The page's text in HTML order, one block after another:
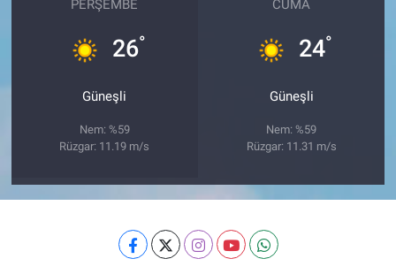
PERŞEMBE
26°
Güneşli
Nem: %59
Rüzgar: 11.19 m/s
CUMA
24°
Güneşli
Nem: %59
Rüzgar: 11.31 m/s